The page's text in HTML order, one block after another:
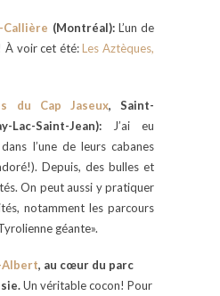
Callière (Montréal):L’un de
À voir cet été:Les Aztèques,
du Cap Jaseux, Saint-
Lac-Saint-Jean): J’ai eu
l’une de leurs cabanes
Depuis, des bulles et
On peut aussi y pratiquer
notamment les parcours
géante».
Albert, au cœur du parc
Un véritable cocon! Pour